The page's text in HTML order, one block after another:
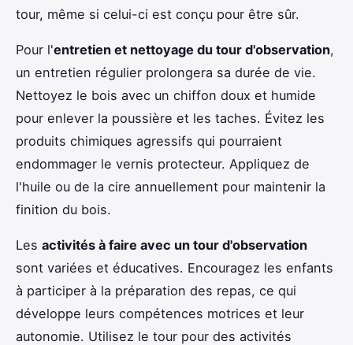
tour, même si celui-ci est conçu pour être sûr.
Pour l'entretien et nettoyage du tour d'observation,
un entretien régulier prolongera sa durée de vie.
Nettoyez le bois avec un chiffon doux et humide
pour enlever la poussière et les taches. Évitez les
produits chimiques agressifs qui pourraient
endommager le vernis protecteur. Appliquez de
l'huile ou de la cire annuellement pour maintenir la
finition du bois.
Les activités à faire avec un tour d'observation
sont variées et éducatives. Encouragez les enfants
à participer à la préparation des repas, ce qui
développe leurs compétences motrices et leur
autonomie. Utilisez le tour pour des activités